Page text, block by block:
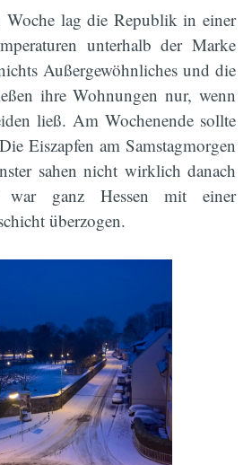
Woche lag die Republik in einer
unterhalb der Marke
Außergewöhnliches und die
ihre Wohnungen nur, wenn
ließ. Am Wochenende sollte
Eiszapfen am Samstagmorgen
sahen nicht wirklich danach
ganz Hessen mit einer
überzogen.